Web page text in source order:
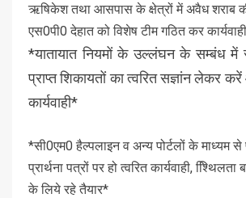
ऋषिकेश तथा आसपास के क्षेत्रों में अवैध शराब
एस0पी0 देहात को विशेष टीम गठित कर
*यातायात नियमों के उल्लंघन के सम्बंध में
प्राप्त शिकायतों का त्वरित सज्ञांन लेकर
कार्यवाही*
*सी0एम0 हैल्पलाइन व अन्य पोर्टलों के माध्यम से
प्रार्थना पत्रों पर हो त्वरित कार्यवाही, श्थििलता
के लिये रहे तैयार*